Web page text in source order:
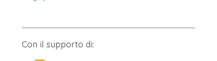
Con il supporto di: